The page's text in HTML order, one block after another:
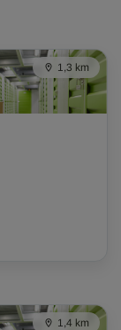
1,3 km
1,4 km